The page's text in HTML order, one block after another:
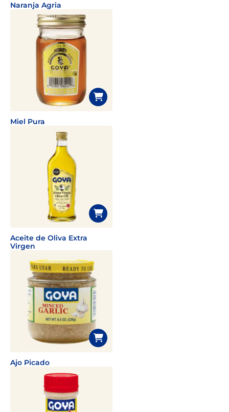
Naranja Agria
Miel Pura
Aceite de Oliva Extra
Virgen
Ajo Picado